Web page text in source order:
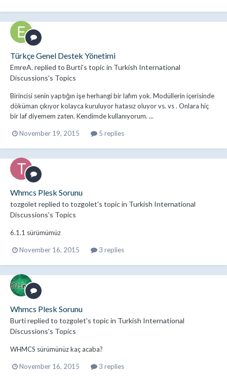
Türkçe Genel Destek Yönetimi
EmreA.replied to Burti's topic in Turkish International
Discussions's Topics
Birincisi senin yaptığın işe herhangi bir lafım yok. Modüllerin içerisinde
döküman çıkıyor kolayca kuruluyor hatasız oluyor vs. vs . Onlara hiç
bir laf diyemem zaten. Kendimde kullanıyorum. ...
November 19, 2015 5 replies
Whmcs Plesk Sorunu
tozgolet replied to tozgolet's topic in Turkish International
Discussions's Topics
6.1.1 sürümümüz
November 16, 2015 3 replies
Whmcs Plesk Sorunu
Burtireplied to tozgolet's topic in Turkish International
Discussions's Topics
WHMCS sürümünüz kaç acaba?
November 16, 2015 3 replies